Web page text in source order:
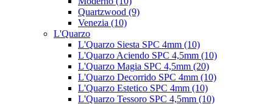
Quartzwood (9)
Venezia (10)
L'Quarzo
L'Quarzo Siesta SPC 4mm (10)
L'Quarzo Aciendo SPC 4,5mm (10)
L'Quarzo Magia SPC 4,5mm (20)
L'Quarzo Decorrido SPC 4mm (10)
L'Quarzo Estetico SPC 4mm (10)
L'Quarzo Tessoro SPC 4,5mm (10)